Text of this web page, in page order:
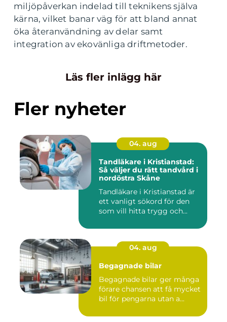
miljöpåverkan indelad till teknikens själva
kärna, vilket banar väg för att bland annat
öka återanvändning av delar samt
integration av ekovänliga driftmetoder.
Läs fler inlägg här
Fler nyheter
04. aug
Tandläkare i Kristianstad:
Så väljer du rätt tandvård i
nordöstra Skåne
Tandläkare i Kristianstad är
ett vanligt sökord för den
som vill hitta trygg och...
04. aug
Begagnade bilar
Begagnade bilar ger många
förare chansen att få mycket
bil för pengarna utan a...